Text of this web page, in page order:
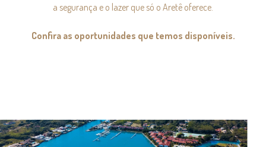
a segurança e o lazer que só o Aretê oferece.
Confira as oportunidades que temos disponíveis.